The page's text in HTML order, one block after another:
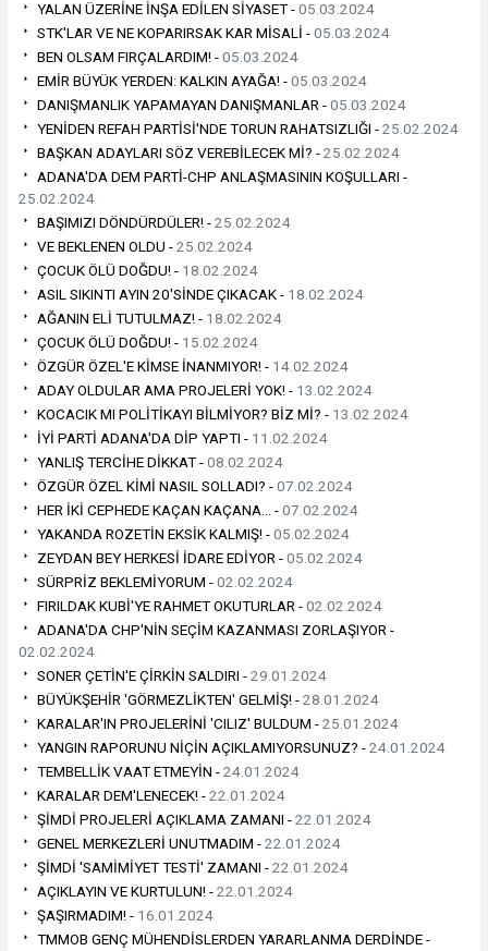
YALAN ÜZERİNE İNŞA EDİLEN SİYASET -05.03.2024
STK'LAR VE NE KOPARIRSAK KAR MİSALİ -05.03.2024
BEN OLSAM FIRÇALARDIM! -05.03.2024
EMİR BÜYÜK YERDEN: KALKIN AYAĞA! -05.03.2024
DANIŞMANLIK YAPAMAYAN DANIŞMANLAR -05.03.2024
YENİDEN REFAH PARTİSİ'NDE TORUN RAHATSIZLIĞI -25.02.2024
BAŞKAN ADAYLARI SÖZ VEREBİLECEK Mİ? -25.02.2024
ADANA'DA DEM PARTİ-CHP ANLAŞMASININ KOŞULLARI -
25.02.2024
BAŞIMIZI DÖNDÜRDÜLER! -25.02.2024
VE BEKLENEN OLDU -25.02.2024
ÇOCUK ÖLÜ DOĞDU! - 18.02.2024
ASIL SIKINTI AYIN 20'SİNDE ÇIKACAK - 18.02.2024
AĞANIN ELİ TUTULMAZ! - 18.02.2024
ÇOCUK ÖLÜ DOĞDU! - 15.02.2024
ÖZGÜR ÖZEL'E KİMSE İNANMIYOR! - 14.02.2024
ADAY OLDULAR AMA PROJELERİ YOK! - 13.02.2024
KOCACIK MI POLİTİKAYI BİLMİYOR? BİZ Mİ? - 13.02.2024
İYİ PARTİ ADANA'DA DİP YAPTI - 11.02.2024
YANLIŞ TERCİHE DİKKAT -08.02.2024
ÖZGÜR ÖZEL KİMİ NASIL SOLLADI? -07.02.2024
HER İKİ CEPHEDE KAÇAN KAÇANA… -07.02.2024
YAKANDA ROZETİN EKSİK KALMIŞ! -05.02.2024
ZEYDAN BEY HERKESİ İDARE EDİYOR -05.02.2024
SÜRPRİZ BEKLEMİYORUM -02.02.2024
FIRILDAK KUBİ'YE RAHMET OKUTURLAR -02.02.2024
ADANA'DA CHP'NİN SEÇİM KAZANMASI ZORLAŞIYOR -
02.02.2024
SONER ÇETİN'E ÇİRKİN SALDIRI -29.01.2024
BÜYÜKŞEHİR 'GÖRMEZLİKTEN' GELMİŞ! -28.01.2024
KARALAR'IN PROJELERİNİ 'CILIZ' BULDUM -25.01.2024
YANGIN RAPORUNU NİÇİN AÇIKLAMIYORSUNUZ? -24.01.2024
TEMBELLİK VAAT ETMEYİN -24.01.2024
KARALAR DEM'LENECEK! -22.01.2024
ŞİMDİ PROJELERİ AÇIKLAMA ZAMANI -22.01.2024
GENEL MERKEZLERİ UNUTMADIM -22.01.2024
ŞİMDİ 'SAMİMİYET TESTİ' ZAMANI -22.01.2024
AÇIKLAYIN VE KURTULUN! -22.01.2024
ŞAŞIRMADIM! - 16.01.2024
TMMOB GENÇ MÜHENDİSLERDEN YARARLANMA DERDİNDE -